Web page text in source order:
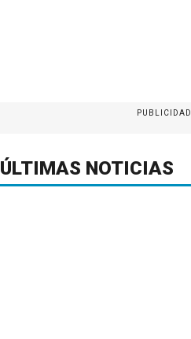
PUBLICIDAD
ÚLTIMAS NOTICIAS